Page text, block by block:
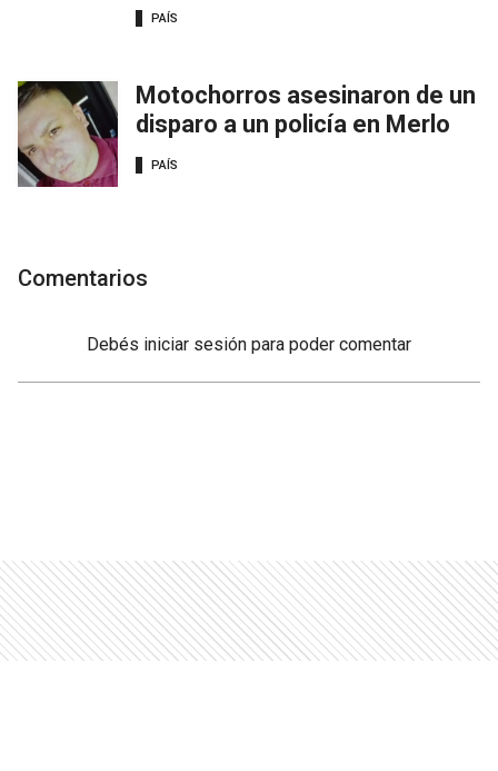
PAÍS
Motochorros asesinaron de un
disparo a un policía en Merlo
PAÍS
Comentarios
Debés iniciar sesión para poder comentar